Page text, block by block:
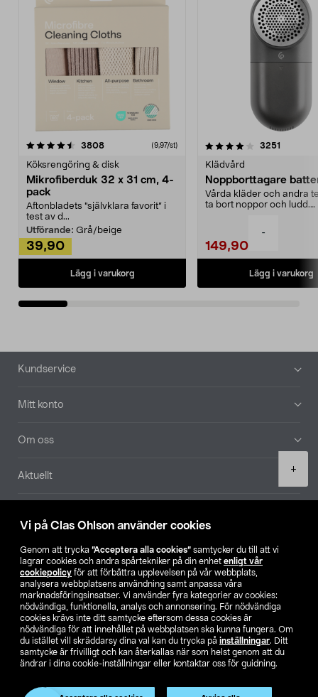
Vi på Clas Ohlson använder cookies
Genom att trycka ”Acceptera alla cookies” samtycker du till att vi
lagrar cookies och andra spårtekniker på din enhet enligt vår
cookiepolicy för att förbättra upplevelsen på vår webbplats,
analysera webbplatsens användning samt anpassa våra
marknadsföringsinsatser. Vi använder fyra kategorier av cookies:
nödvändiga, funktionella, analys och annonsering. För nödvändiga
cookies krävs inte ditt samtycke eftersom dessa cookies är
nödvändiga för att innehållet på webbplatsen ska kunna fungera. Om
du istället vill skräddarsy dina val kan du trycka på inställningar. Ditt
samtycke är frivilligt och kan återkallas när som helst genom att du
ändrar i dina cookie-inställningar eller kontaktar oss för guidning.
-
+
3808recensioner (9,97/st)
Köksrengöring & disk
Mikrofiberduk 32 x 31 cm, 4-
pack
Aftonbladets "självklara favorit” i
test av d...
Utförande: Grå/beige
39,90
Lägg i varukorg
4.0av 5 stjärnor 3251
Klädvård
Noppborttagare
Vårda kläder och andra
ta bort noppor och ludd.
149,90
Lägg i varukorg
4.5av 5 stjärnor
Sidfot
Kundservice
Mitt konto
Om oss
Aktuellt
Hitta butik
SE NO FI
Ändra till priser exklusive moms